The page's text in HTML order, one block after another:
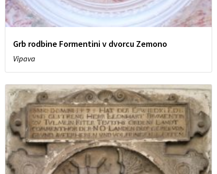
Grb rodbine Formentini v dvorcu Zemono
Vipava